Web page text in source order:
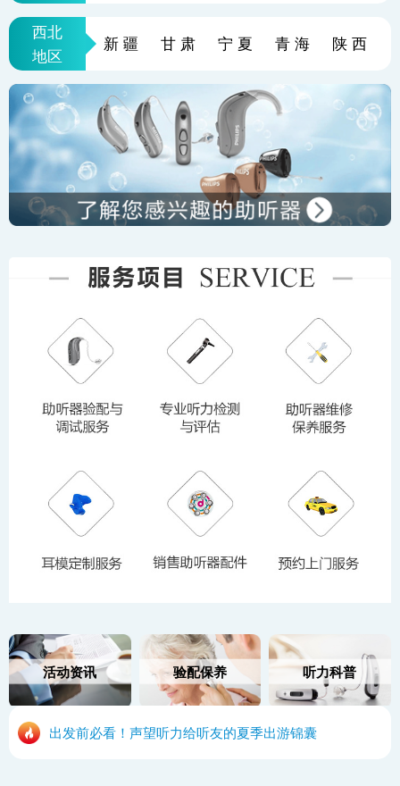
西北
新疆 甘肃 宁夏 青海 陕西
地区
活动资讯 验配保养 听力科普
出发前必看！声望听力给听友的夏季出游锦囊